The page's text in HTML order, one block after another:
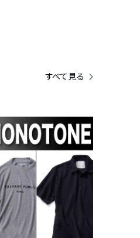
すべて見る